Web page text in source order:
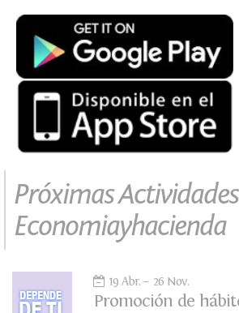
Próximas Actividades
Economiayhacienda
19 Abr. 26 Nov.